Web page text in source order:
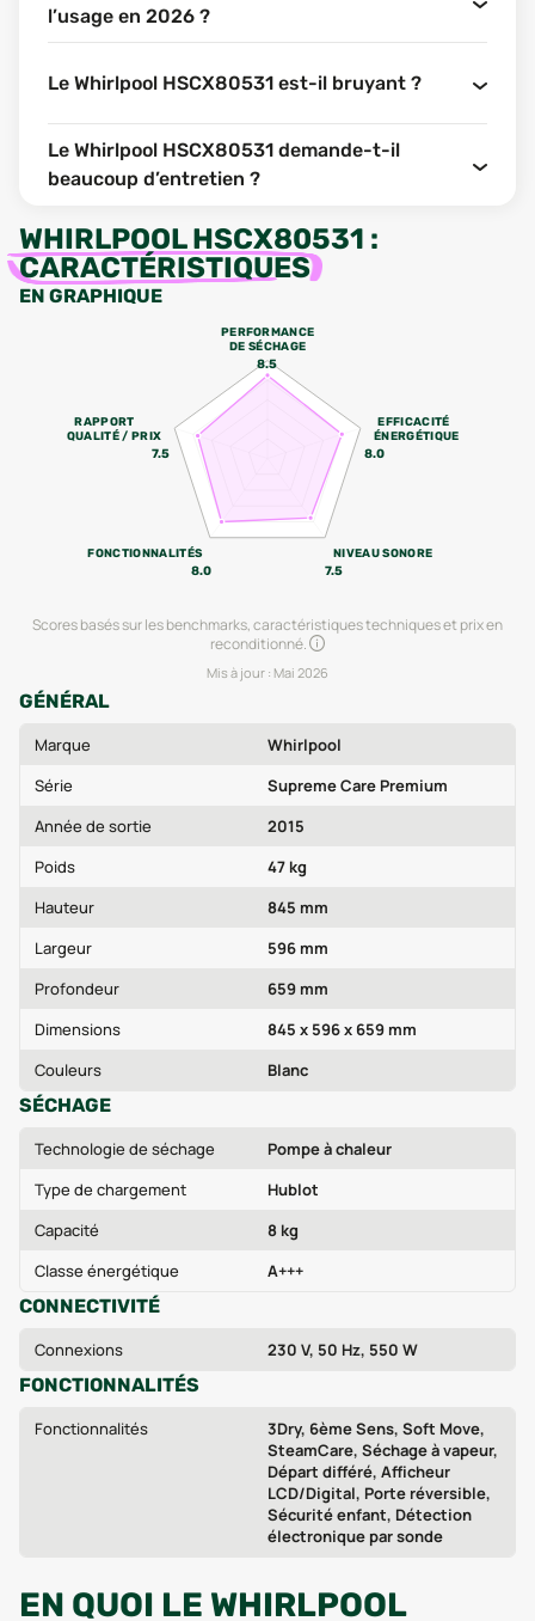
l’usage en 2026 ?
Le Whirlpool HSCX80531 est-il bruyant ?
Le Whirlpool HSCX80531 demande-t-il
beaucoup d’entretien ?
WHIRLPOOL HSCX80531 :
CARACTÉRISTIQUES
EN GRAPHIQUE
PERFORMANCE
DE SÉCHAGE
8.5
EFFICACITÉ
ÉNERGÉTIQUE
8.0
NIVEAU SONORE
7.5
FONCTIONNALITÉS
8.0
RAPPORT
QUALITÉ / PRIX
7.5
Scores basés sur les benchmarks, caractéristiques techniques et prix en
reconditionné.
Mis à jour : Mai 2026
GÉNÉRAL
Marque
Whirlpool
Série
Supreme Care Premium
Année de sortie
2015
Poids
47 kg
Hauteur
845 mm
Largeur
596 mm
Profondeur
659 mm
Dimensions
845 x 596 x 659 mm
Couleurs
Blanc
SÉCHAGE
Technologie de séchage
Pompe à chaleur
Type de chargement
Hublot
Capacité
8 kg
Classe énergétique
A+++
CONNECTIVITÉ
Connexions 230 V, 50 Hz, 550 W
FONCTIONNALITÉS
Fonctionnalités
3Dry, 6ème Sens, Soft Move,
SteamCare, Séchage à vapeur,
Départ différé, Afficheur
LCD/Digital, Porte réversible,
Sécurité enfant, Détection
électronique par sonde
EN QUOI LE WHIRLPOOL